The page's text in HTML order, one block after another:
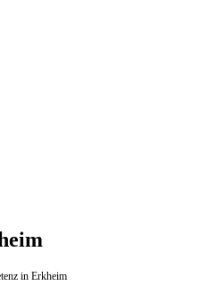
in Erkheim